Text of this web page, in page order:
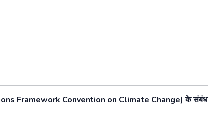
Framework Convention on Climate Change)केसंबंध